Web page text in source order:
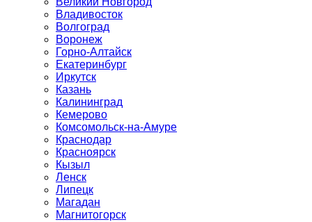
Владивосток
Волгоград
Воронеж
Горно-Алтайск
Екатеринбург
Иркутск
Казань
Калининград
Кемерово
Комсомольск-на-Амуре
Краснодар
Красноярск
Кызыл
Ленск
Липецк
Магадан
Магнитогорск